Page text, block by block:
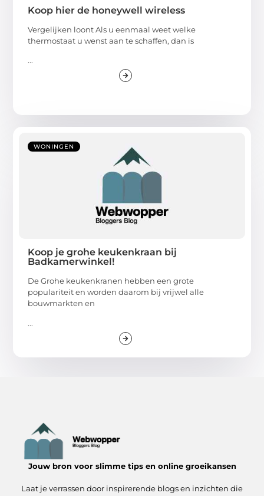
Koop hier de honeywell wireless
Vergelijken loont Als u eenmaal weet welke
thermostaat u wenst aan te schaffen, dan is
...
WONINGEN
Koop je grohe keukenkraan bij
Badkamerwinkel!
De Grohe keukenkranen hebben een grote
populariteit en worden daarom bij vrijwel alle
bouwmarkten en
...
Jouw bron voor slimme tips en online groeikansen
Laat je verrassen door inspirerende blogs en inzichten die